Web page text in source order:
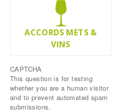
ACCORDS METS &
VINS
CAPTCHA
This question is for testing
whether you are a human visitor
and to prevent automated spam
submissions.